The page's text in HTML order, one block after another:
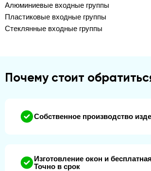
Алюминиевые входные группы
Пластиковые входные группы
Стеклянные входные группы
Почему стоит
Собственное производство
Изготовление окон и
Точно в срок